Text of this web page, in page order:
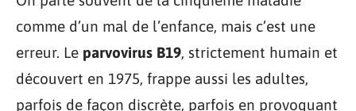
comme d’un mal de l’enfance, mais c’est une
erreur. Le parvovirus B19, strictement humain et
découvert en 1975, frappe aussi les adultes,
parfois de façon discrète, parfois en provoquant